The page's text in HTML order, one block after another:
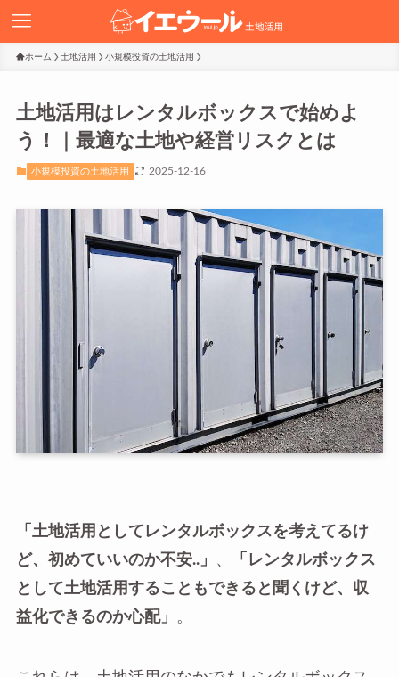
ホーム 土地活用 小規模投資の土地活用
土地活用はレンタルボックスで始めよ
う！｜最適な土地や経営リスクとは
小規模投資の土地活用 2025-12-16
「土地活用としてレンタルボックスを考えてるけ
ど、初めていいのか不安..」
、
「レンタルボックス
として土地活用することもできると聞くけど、収
益化できるのか心配」
。